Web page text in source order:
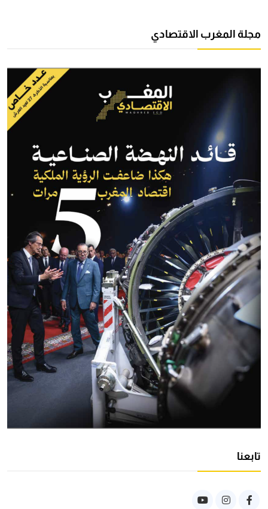
مجلة المغرب الاقتصادي
تابعنا